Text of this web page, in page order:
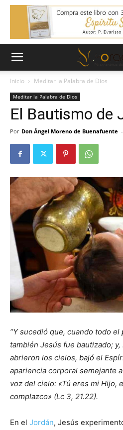
Inicio Meditar la Palabra de Dios
Meditar la Palabra de Dios
El Bautismo de
Por Don Ángel Moreno de Buenafuente -
“Y sucedió que, cuando todo
también Jesús fue bautizado;
abrieron los cielos, bajó el
apariencia corporal semejante
voz del cielo: «Tú eres mi Hijo,
complazco» (Lc 3, 21.22).
En el Jordán, Jesús